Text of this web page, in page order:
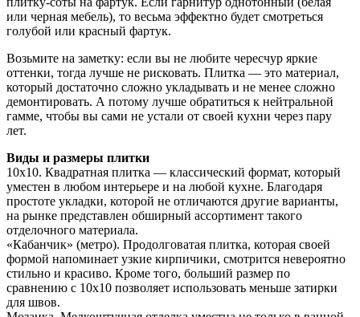
или черная мебель), то весьма эффектно будет смотреться
голубой или красный фартук.
Возьмите на заметку: если вы не любите чересчур яркие
оттенки, тогда лучше не рисковать. Плитка — это материал,
который достаточно сложно укладывать и не менее сложно
демонтировать. А потому лучше обратиться к нейтральной
гамме, чтобы вы сами не устали от своей кухни через пару
лет.
Виды и размеры плитки
10х10. Квадратная плитка — классический формат, который
уместен в любом интерьере и на любой кухне. Благодаря
простоте укладки, которой не отличаются другие варианты,
на рынке представлен обширный ассортимент такого
отделочного материала.
«Кабанчик» (метро). Продолговатая плитка, которая своей
формой напоминает узкие кирпичики, смотрится невероятно
стильно и красиво. Кроме того, больший размер по
сравнению с 10х10 позволяет использовать меньше затирки
для швов.